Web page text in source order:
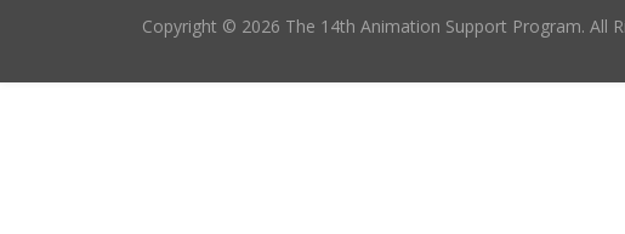
Copyright © 2026 The 14th Animation Support Program. All